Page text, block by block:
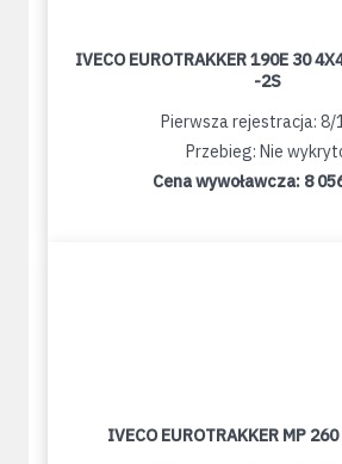
IVECO EUROTRAKKER 190E 30
-2S
Pierwsza rejestracja: 8/
Przebieg: Nie
Cena wywoławcza: 8
IVECO EUROTRAKKER MP